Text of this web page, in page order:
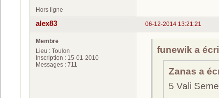
Hors ligne
06-12-2014 13:21:21
alex83
Membre
Lieu : Toulon
Inscription : 15-01-2010
Messages : 711
funewik a
Zanas a
5 Vali